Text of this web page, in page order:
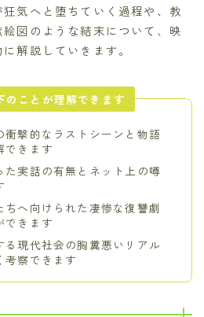
気へと堕ちていく過程や、教
図のような結末について、映
解説していきます。
のことが理解できます
衝撃的なラストシーンと物語
できます
た実話の有無とネット上の噂
ちへ向けられた凄惨な復讐劇
できます
る現代社会の胸糞悪いリアル
考察できます